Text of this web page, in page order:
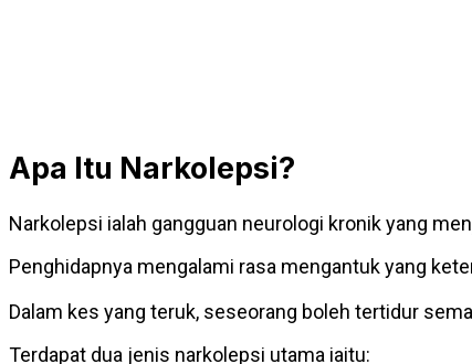
Apa Itu Narkolepsi?
Narkolepsi ialah gangguan neurologi kronik yang
Penghidapnya mengalami rasa mengantuk yang
Dalam kes yang teruk, seseorang boleh tertidur
Terdapat dua jenis narkolepsi utama iaitu: